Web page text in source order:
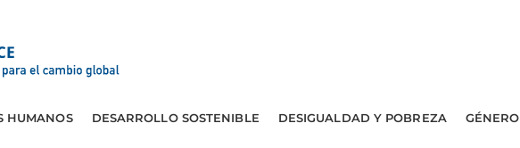
HUMANOS DESARROLLO SOSTENIBLE DESIGUALDAD Y POBREZA GÉNERO